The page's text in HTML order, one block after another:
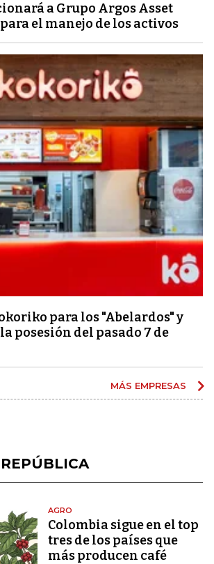
a Grupo Argos Asset
el manejo de los activos
para los "Abelardos" y
posesión del pasado 7 de
MÁS EMPRESAS
AGRO
Colombia sigue en el top
tres de los países que
más producen café